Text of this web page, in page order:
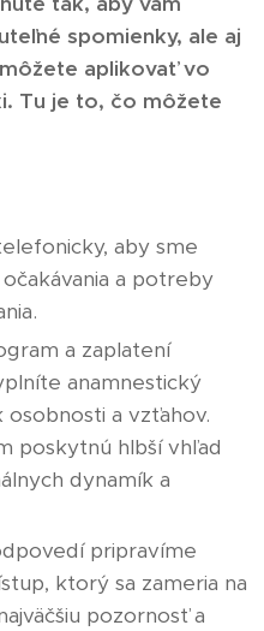
spomienky, ale aj
aplikovať vo
Tu je to, čo môžete
aby sme
a potreby
a zaplatení
anamnestický
a vzťahov.
poskytnú hlbší vhľad
dynamík a
pripravíme
ktorý sa zameria na
pozornosť a